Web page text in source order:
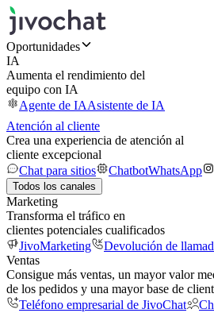
Oportunidades
IA
Aumenta el rendimiento del
equipo con IA
Agente de IAAsistente de IA
Atención al cliente
Crea una experiencia de atención al
cliente excepcional
Chat para sitios
ChatbotWhatsApp
Todos los canales
Marketing
Transforma el tráfico en
clientes potenciales cualificados
JivoMarketing
Devolución de
Ventas
Consigue más ventas, un mayor valor
de los pedidos y una mayor base de
Teléfono empresarial de JivoChat